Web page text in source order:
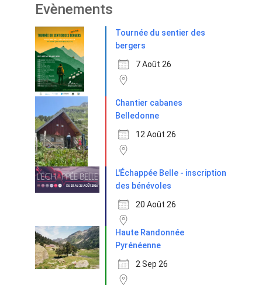
Evènements
Tournée du sentier des
bergers
7 Août 26
Chantier cabanes
Belledonne
12 Août 26
L'Échappée Belle - inscription
des bénévoles
20 Août 26
Haute Randonnée
Pyrénéenne
2 Sep 26